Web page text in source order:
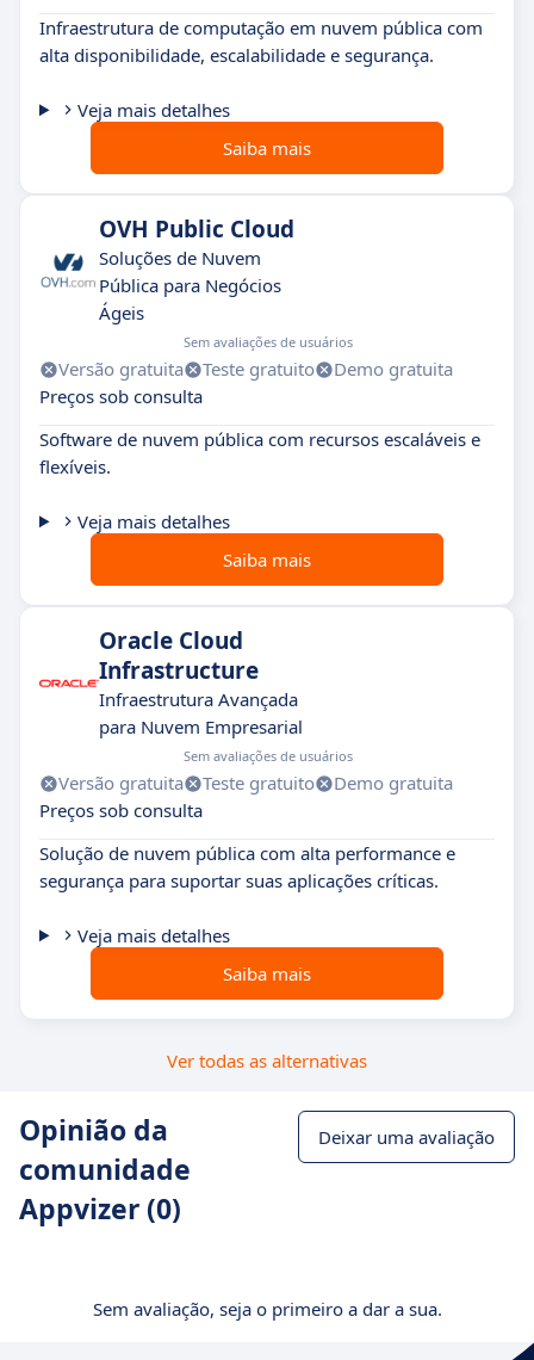
Infraestrutura de computação em nuvem pública com
alta disponibilidade, escalabilidade e segurança.
Veja mais detalhes
Saiba mais
OVH Public Cloud
Soluções de Nuvem
Pública para Negócios
Ágeis
Sem avaliações de usuários
Versão gratuita Teste gratuito
Demo gratuita
Preços sob consulta
Software de nuvem pública com recursos escaláveis e
flexíveis.
Veja mais detalhes
Saiba mais
Oracle Cloud
Infrastructure
Infraestrutura Avançada
para Nuvem Empresarial
Sem avaliações de usuários
Versão gratuita Teste gratuito
Demo gratuita
Preços sob consulta
Solução de nuvem pública com alta performance e
segurança para suportar suas aplicações críticas.
Veja mais detalhes
Saiba mais
Ver todas as alternativas
Opinião da
comunidade
Appvizer (0)
Deixar uma avaliação
Sem avaliação, seja o primeiro a dar a sua.